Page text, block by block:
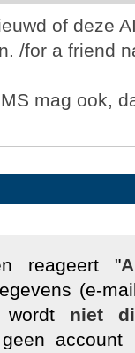
of deze
/for a friend
mag ook,
reageert "
(e-
niet